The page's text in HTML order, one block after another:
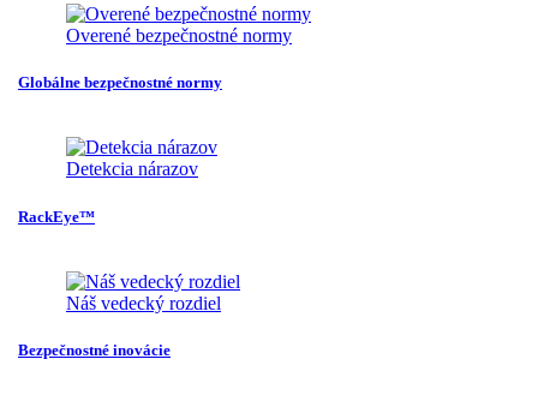
Overené bezpečnostné normy
Globálne bezpečnostné normy
Detekcia nárazov
RackEye™
Náš vedecký rozdiel
Bezpečnostné inovácie